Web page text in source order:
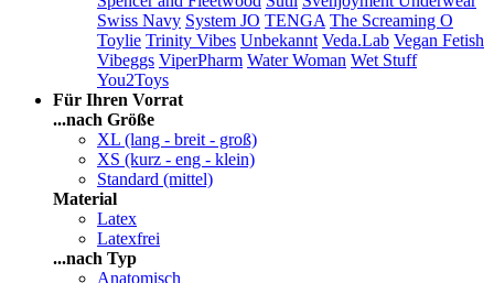
Swiss Navy System JO TENGA The Screaming O
Toylie Trinity Vibes Unbekannt Veda.Lab Vegan Fetish
Vibeggs ViperPharm Water Woman Wet Stuff
You2Toys
Für Ihren Vorrat
...nach Größe
XL (lang - breit - groß)
XS (kurz - eng - klein)
Standard (mittel)
Material
Latex
Latexfrei
...nach Typ
Anatomisch